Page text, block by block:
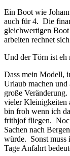
Ein Boot wie
auch für 4. Die
gleichwertigen
arbeiten rechnet
Und der Törn ist eh
Dass mein Modell,
Urlaub machen und
große
vieler Kleinigkeiten
bin froh wenn ich
frithjof fliegen.
Sachen nach
würde. Sonst muss
Tage Anfahrt